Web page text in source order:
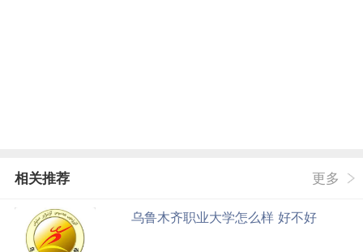
相关推荐 更多
乌鲁木齐职业大学怎么样 好不好